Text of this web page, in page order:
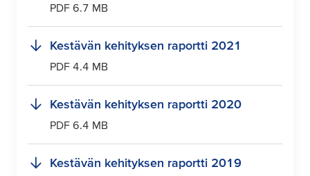
PDF 6.7 MB
Kestävän kehityksen raportti 2021
PDF 4.4 MB
Kestävän kehityksen raportti 2020
PDF 6.4 MB
Kestävän kehityksen raportti 2019